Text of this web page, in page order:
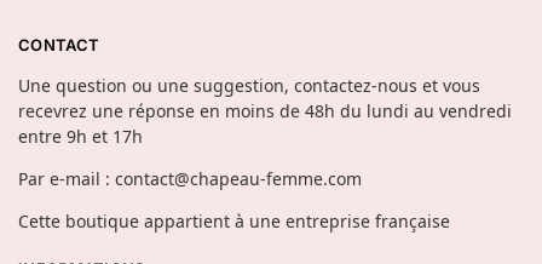
CONTACT
Une question ou une suggestion, contactez-nous et vous
recevrez une réponse en moins de 48h du lundi au vendredi
entre 9h et 17h
Par e-mail : contact@chapeau-femme.com
Cette boutique appartient à une entreprise française